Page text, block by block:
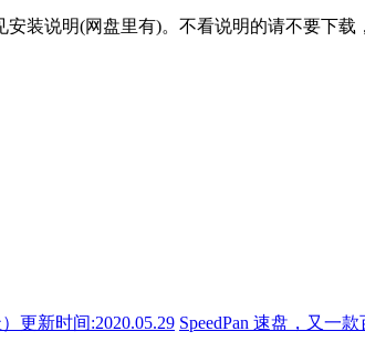
安装说明(网盘里有)。不看说明的请不要下
SpeedPan 速盘，又一